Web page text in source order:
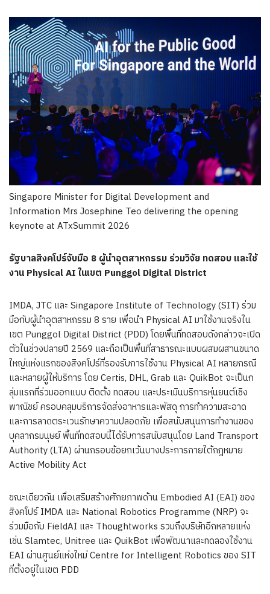
Singapore Minister for Digital Development and
Information Mrs Josephine Teo delivering the opening
keynote at ATxSummit 2026
รัฐบาลสิงคโปร์จับมือ 8 ผู้นำอุตสาหกรรม ร่วมวิจัย ทดสอบ และใช้
งาน Physical AI ในเขต Punggol Digital District
IMDA, JTC และ Singapore Institute of Technology (SIT) ร่วม
มือกับผู้นำอุตสาหกรรม 8 ราย เพื่อนำ Physical AI มาใช้งานจริงใน
เขต Punggol Digital District (PDD) โดยพื้นที่ทดสอบดังกล่าวจะเปิด
ตัวในช่วงปลายปี 2569 และถือเป็นพื้นที่สาธารณะแบบผสมผสานขนาด
ใหญ่แห่งแรกของสิงคโปร์ที่รองรับการใช้งาน Physical AI หลายกรณี
และหลายผู้ให้บริการ โดย Certis, DHL, Grab และ QuikBot จะเป็นก
ลุ่มแรกที่ร่วมออกแบบ ติดตั้ง ทดสอบ และประเมินบริการหุ่นยนต์เชิง
พาณิชย์ ครอบคลุมบริการจัดส่งอาหารและพัสดุ การทำความสะอาด
และการลาดตระเวนรักษาความปลอดภัย เพื่อสนับสนุนการทำงานของ
บุคลากรมนุษย์ พื้นที่ทดสอบนี้ได้รับการสนับสนุนโดย Land Transport
Authority (LTA) ผ่านกรอบข้อยกเว้นบางประการภายใต้กฎหมาย
Active Mobility Act
ขณะเดียวกัน เพื่อเสริมสร้างศักยภาพด้าน Embodied AI (EAI) ของ
สิงคโปร์ IMDA และ National Robotics Programme (NRP) จะ
ร่วมมือกับ FieldAI และ Thoughtworks รวมถึงบริษัทอีกหลายแห่ง
เช่น Slamtec, Unitree และ QuikBot เพื่อพัฒนาและทดลองใช้งาน
EAI ผ่านศูนย์แห่งใหม่ Centre for Intelligent Robotics ของ SIT
ที่ตั้งอยู่ในเขต PDD